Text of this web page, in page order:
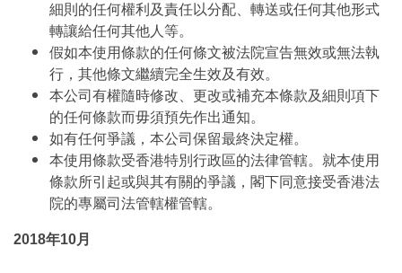
細則的任何權利及責任以分配、轉送或任何其他形式
轉讓給任何其他人等。
假如本使用條款的任何條文被法院宣告無效或無法執
行，其他條文繼續完全生效及有效。
本公司有權隨時修改、更改或補充本條款及細則項下
的任何條款而毋須預先作出通知。
如有任何爭議，本公司保留最終決定權。
本使用條款受香港特別行政區的法律管轄。就本使用
條款所引起或與其有關的爭議，閣下同意接受香港法
院的專屬司法管轄權管轄。
2018年10月